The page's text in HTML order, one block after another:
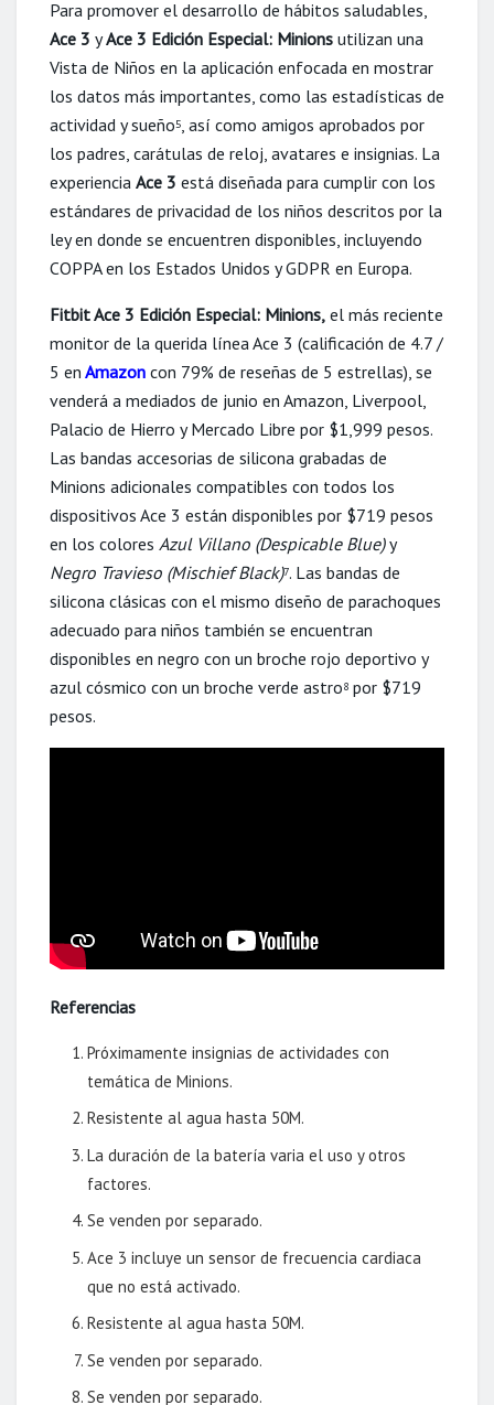
Para promover el desarrollo de hábitos saludables,
Ace 3 yAce 3 Edición Especial: Minions utilizan una
Vista de Niños en la aplicación enfocada en mostrar
los datos más importantes, como las estadísticas de
actividad y sueño5, así como amigos aprobados por
los padres, carátulas de reloj, avatares e insignias. La
experiencia Ace 3 está diseñada para cumplir con los
estándares de privacidad de los niños descritos por la
ley en donde se encuentren disponibles, incluyendo
COPPA en los Estados Unidos y GDPR en Europa.
Fitbit Ace 3 Edición Especial: Minions, el más reciente
monitor de la querida línea Ace 3 (calificación de 4.7 /
5 en Amazon con 79% de reseñas de 5 estrellas), se
venderá a mediados de junio en Amazon, Liverpool,
Palacio de Hierro y Mercado Libre por $1,999 pesos.
Las bandas accesorias de silicona grabadas de
Minions adicionales compatibles con todos los
dispositivos Ace 3 están disponibles por $719 pesos
en los colores Azul Villano (Despicable Blue)y
Negro Travieso (Mischief Black)7. Las bandas de
silicona clásicas con el mismo diseño de parachoques
adecuado para niños también se encuentran
disponibles en negro con un broche rojo deportivo y
azul cósmico con un broche verde astro8 por $719
pesos.
Referencias
Próximamente insignias de actividades con
temática de Minions.
Resistente al agua hasta 50M.
La duración de la batería varia el uso y otros
factores.
Se venden por separado.
Ace 3 incluye un sensor de frecuencia cardiaca
que no está activado.
Resistente al agua hasta 50M.
Se venden por separado.
Se venden por separado.